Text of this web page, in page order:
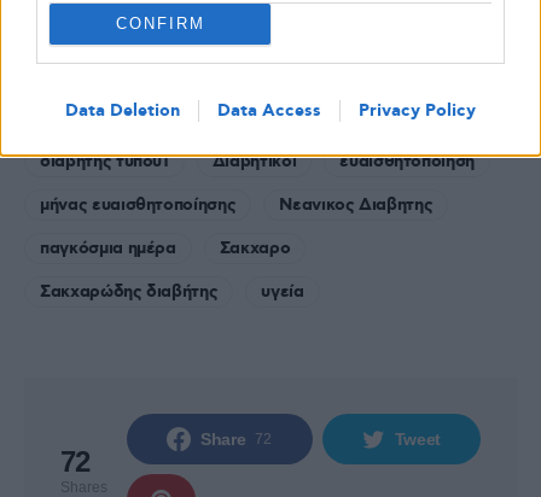
CONFIRM
Data Deletion Data Access Privacy Policy
life type 1 diabetes
διαβητησ τυπου 1
διαβήτης τύπου 2
διαβήτης τύπου1
Διαβητικοι
ευαισθητοποίηση
μήνας ευαισθητοποίησης
Νεανικος Διαβητης
παγκόσμια ημέρα
Σακχαρο
Σακχαρώδης διαβήτης
υγεία
72
Shares
Share 72 Tweet